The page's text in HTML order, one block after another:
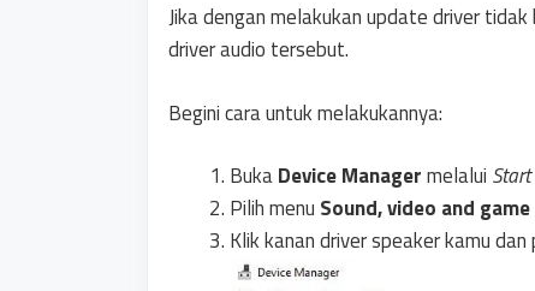
Jika dengan melakukan update driver
driver audio tersebut.
Begini cara untuk melakukannya:
BukaDevice Managermelalui
Pilih menu Sound, video and
Klik kanan driver speaker kamu dan